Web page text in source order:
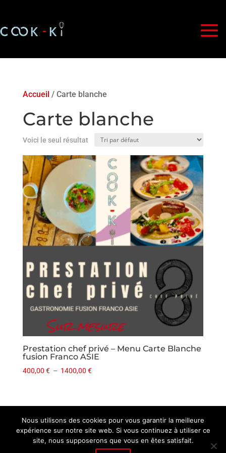
Accueil / Carte blanche
Carte blanche
Voici le seul résultat
Prestation chef privé – Menu Carte Blanche
fusion Franco ASIE
400,00 € – 1400,00 €Plage
400,00 €
à
1400,00 €
CréationIdée Ad– 2019 |Mentions Légales|
Politique de confidentialité
Nous utilisons des cookies pour vous garantir la meilleure
expérience sur notre site web. Si vous continuez à utiliser ce
site, nous supposerons que vous en êtes satisfait.